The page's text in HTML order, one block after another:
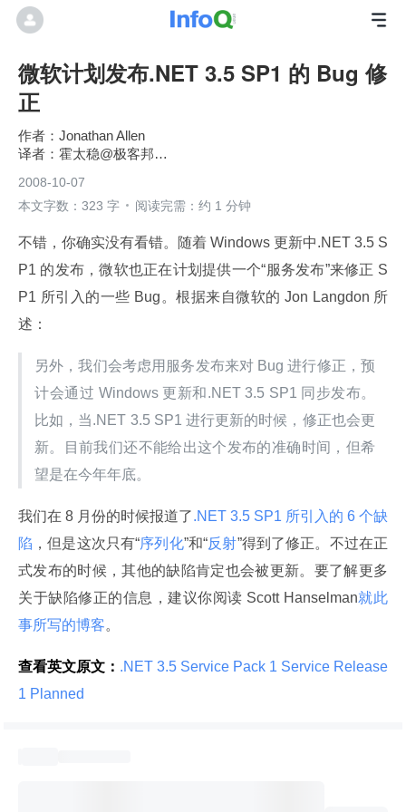
微软计划发布.NET 3.5 SP1 的 Bug 修
正
Jonathan Allen
霍太稳@极客邦科技
2008-10-07
本文字数：323 字
阅读完需：约 1 分钟
不错，你确实没有看错。随着 Windows 更新中.NET 3.5 S
P1 的发布，微软也正在计划提供一个“服务发布”来修正 S
P1 所引入的一些 Bug。根据来自微软的 Jon Langdon 所
述：
另外，我们会考虑用服务发布来对 Bug 进行修正，预
计会通过 Windows 更新和.NET 3.5 SP1 同步发布。
比如，当.NET 3.5 SP1 进行更新的时候，修正也会更
新。目前我们还不能给出这个发布的准确时间，但希
望是在今年年底。
我们在 8 月份的时候报道了.NET 3.5 SP1 所引入的 6 个缺
陷 ，但是这次只有“序列化”和“反射”得到了修正。不过在正
式发布的时候，其他的缺陷肯定也会被更新。要了解更多
关于缺陷修正的信息，建议你阅读 Scott Hanselman就此
事所写的博客。
查看英文原文： .NET 3.5 Service Pack 1 Service Release
1 Planned